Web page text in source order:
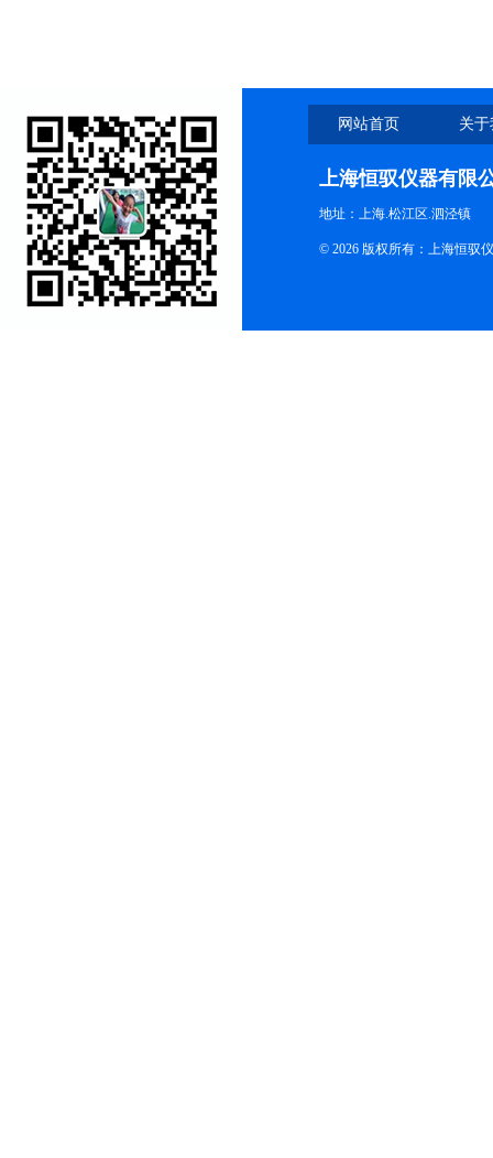
网站首页 关
上海恒驭仪器有限
地址：上海.松江区.泗泾镇
© 2026 版权所有：上海恒驭